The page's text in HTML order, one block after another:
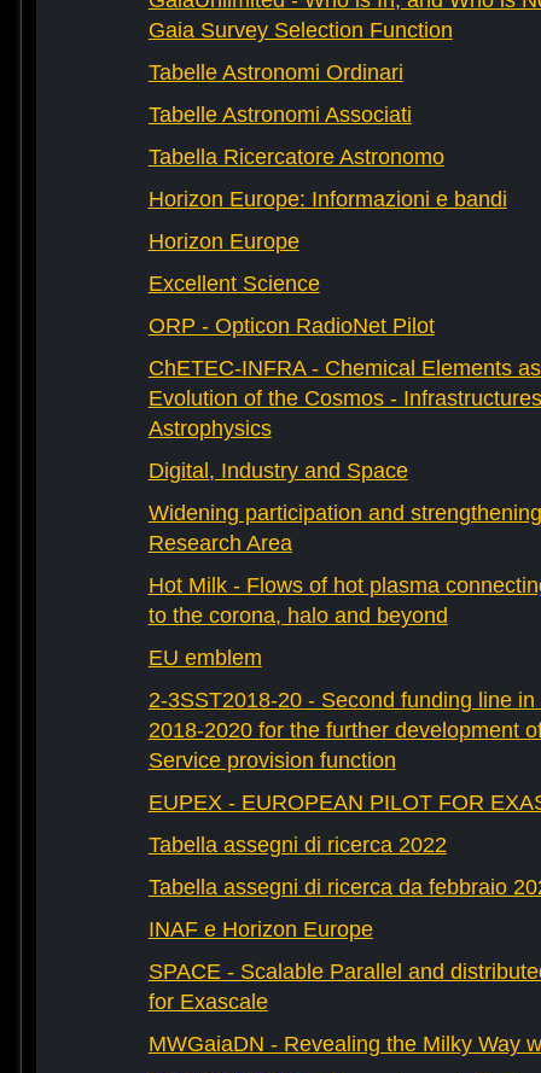
Gaia Survey Selection Function
Tabelle Astronomi Ordinari
Tabelle Astronomi Associati
Tabella Ricercatore Astronomo
Horizon Europe: Informazioni e bandi
Horizon Europe
Excellent Science
ORP - Opticon RadioNet Pilot
ChETEC-INFRA - Chemical Elements
Evolution of the Cosmos -
Astrophysics
Digital, Industry and Space
Widening participation and
Research Area
Hot Milk - Flows of hot plasma
to the corona, halo and beyond
EU emblem
2-3SST2018-20 - Second funding line
2018-2020 for the further development
Service provision function
EUPEX - EUROPEAN PILOT FOR
Tabella assegni di ricerca 2022
Tabella assegni di ricerca da febbraio
INAF e Horizon Europe
SPACE - Scalable Parallel and
for Exascale
MWGaiaDN - Revealing the Milky Way